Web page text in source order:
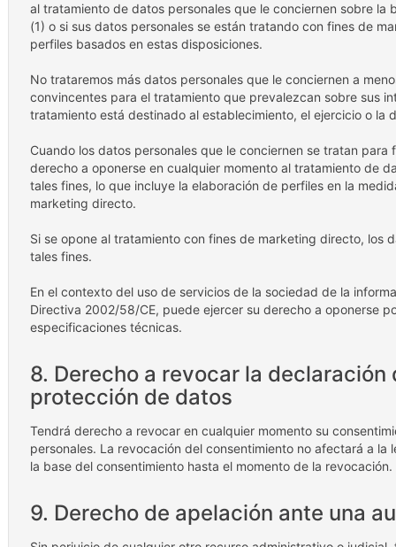
al tratamiento de datos personales que le conciernen sobre la
(1) o si sus datos personales se están tratando con fines de
perfiles basados en estas disposiciones.
No trataremos más datos personales que le conciernen a
convincentes para el tratamiento que prevalezcan sobre sus
tratamiento está destinado al establecimiento, el ejercicio o la
Cuando los datos personales que le conciernen se tratan
derecho a oponerse en cualquier momento al tratamiento de
tales fines, lo que incluye la elaboración de perfiles en la
marketing directo.
Si se opone al tratamiento con fines de marketing directo, los
tales fines.
En el contexto del uso de servicios de la sociedad de la
Directiva 2002/58/CE, puede ejercer su derecho a oponerse
especificaciones técnicas.
8. Derecho a revocar la
protección de datos
Tendrá derecho a revocar en cualquier momento su
personales. La revocación del consentimiento no afectará a
la base del consentimiento hasta el momento de la revocación.
9. Derecho de apelación ante una